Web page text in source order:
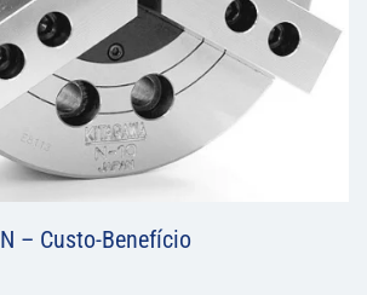
N – Custo-Benefício